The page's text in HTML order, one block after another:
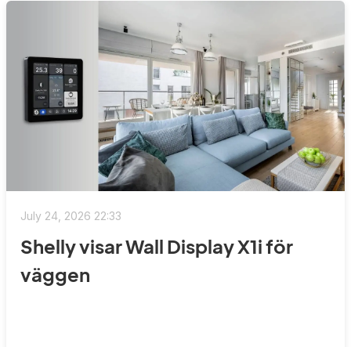
July 24, 2026 22:33
Shelly visar Wall Display X1i för
väggen